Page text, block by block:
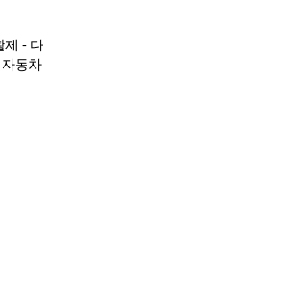
제 - 다
동차